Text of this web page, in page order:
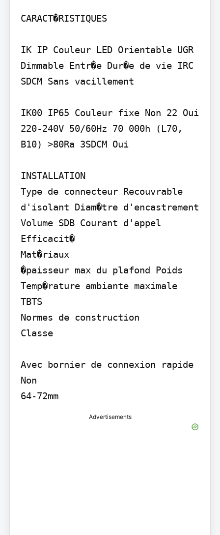
CARACT�RISTIQUES
IK IP Couleur LED Orientable UGR
Dimmable Entr�e Dur�e de vie IRC
SDCM Sans vacillement
IK00 IP65 Couleur fixe Non 22 Oui
220-240V 50/60Hz 70 000h (L70,
B10) >80Ra 3SDCM Oui
INSTALLATION
Type de connecteur Recouvrable
d'isolant Diam�tre d'encastrement
Volume SDB Courant d'appel
Efficacit�
Mat�riaux
�paisseur max du plafond Poids
Temp�rature ambiante maximale
TBTS
Normes de construction
Classe
Avec bornier de connexion rapide
Non
64-72mm
Advertisements